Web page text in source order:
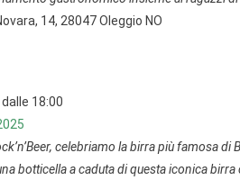
14, 28047 Oleggio NO
18:00
celebriamo la birra più famosa
botticella a caduta di questa iconica